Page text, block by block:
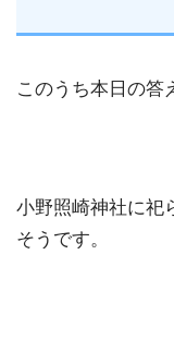
このうち本日の
小野照崎神社に祀
そうです。